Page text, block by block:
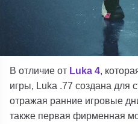
В отличие от Luka 4 ,
игры, Luka .77 создана для
отражая ранние игровые
также первая фирменная